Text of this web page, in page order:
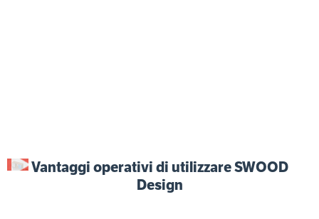
Vantaggi operativi di utilizzare SWOOD
Design